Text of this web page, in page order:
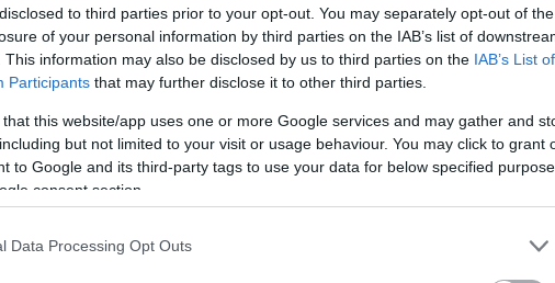
to third parties prior to your opt-out. You may separately opt-out of the
of your personal information by third parties on the IAB’s list of
This information may also be disclosed by us to third parties on the IAB’s List of
Participants that may further disclose it to other third parties.
that this website/app uses one or more Google services and may gather and
but not limited to your visit or usage behaviour. You may click to grant
to Google and its third-party tags to use your data for below specified
consent section.
Data Processing Opt Outs
Πηγαίνω στις Βρυξέλλες με τις αρχές, τις αξίες και
χώρα μου και να διεκδικήσω λύσεις για τα προβλήματα